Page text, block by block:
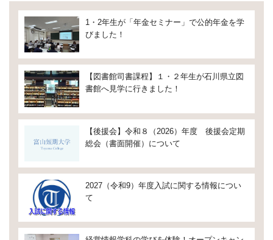
1・2年生が「年金セミナー」で公的年金を学
びました！
【図書館司書課程】１・２年生が石川県立図
書館へ見学に行きました！
【後援会】令和８（2026）年度 後援会定期
総会（書面開催）について
2027（令和9）年度入試に関する情報につい
て